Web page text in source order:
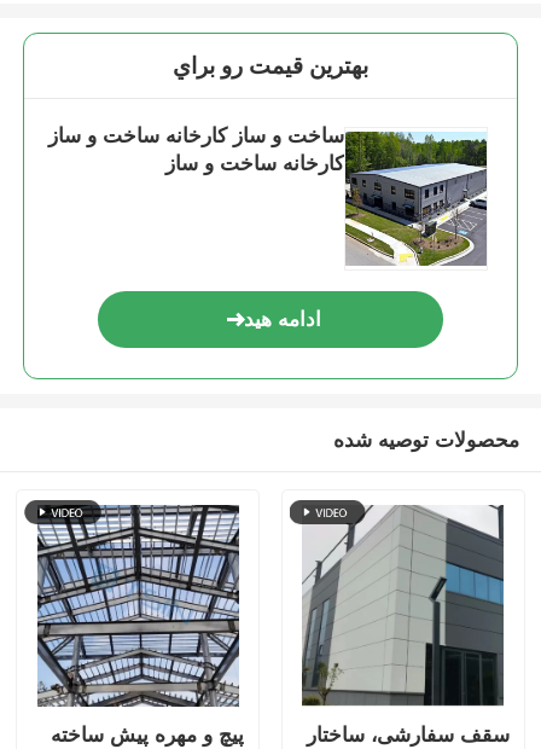
بهترين قيمت رو براي
ساخت و ساز کارخانه ساخت و ساز
کارخانه ساخت و ساز
ادامه هید
محصولات توصیه شده
سقف سفارشی، ساختار
پیچ و مهره پیش ساخته